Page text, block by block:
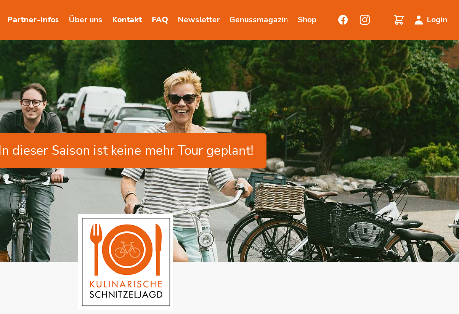
Partner-Infos Über uns Kontakt FAQ Newsletter Genussmagazin Shop Login
In dieser Saison ist keine mehr Tour geplant!